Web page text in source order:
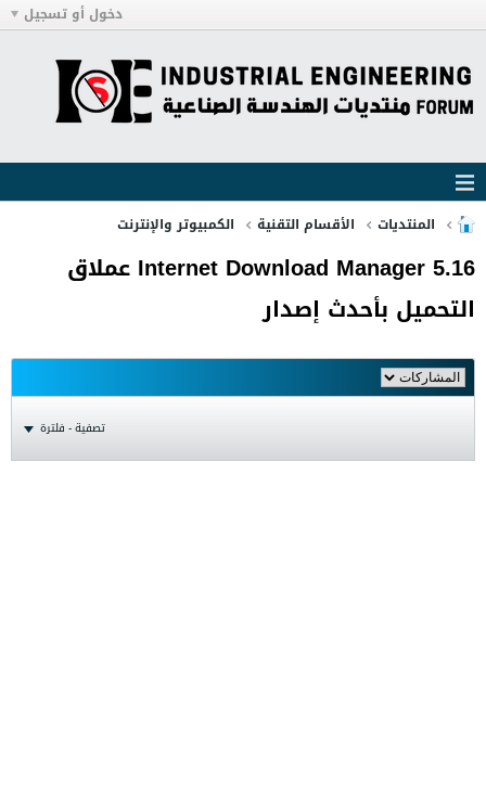
دخول أو تسجيل
المنتديات الأقسام التقنية الكمبيوتر والإنترنت
Internet Download Manager 5.16 عملاق
التحميل بأحدث إصدار
تصفية - فلترة